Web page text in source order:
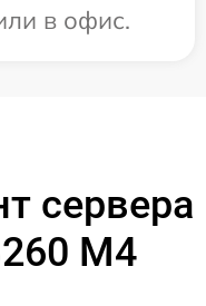
в офис.
сервера
M4